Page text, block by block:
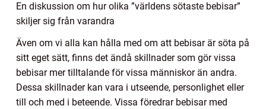
En diskussion om hur olika ”världens sötaste bebisar”
skiljer sig från varandra
Även om vi alla kan hålla med om att bebisar är söta på
sitt eget sätt, finns det ändå skillnader som gör vissa
bebisar mer tilltalande för vissa människor än andra.
Dessa skillnader kan vara i utseende, personlighet eller
till och med i beteende. Vissa föredrar bebisar med